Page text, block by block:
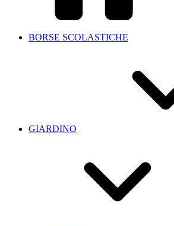
BORSE SCOLASTICHE
GIARDINO